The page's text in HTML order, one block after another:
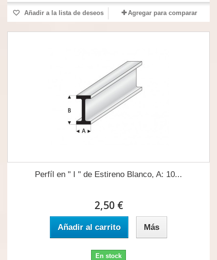
Añadir a la lista de deseos Agregar para comparar
Perfíl en " I " de Estireno Blanco, A: 10...
2,50 €
Añadir al carrito Más
En stock